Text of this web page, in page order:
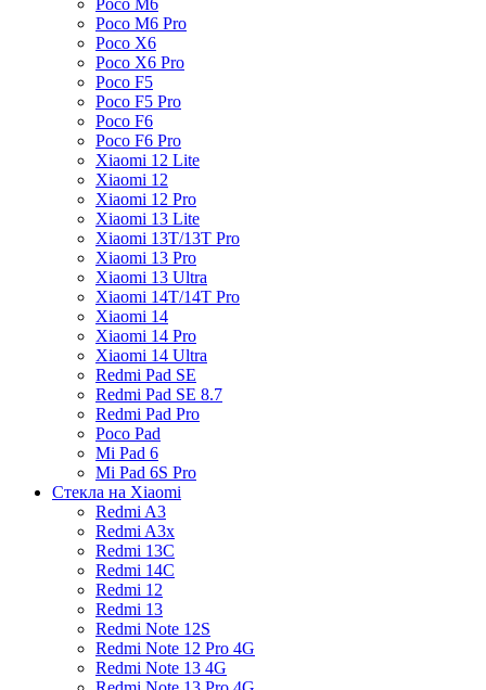
Poco M6 Pro
Poco X6
Poco X6 Pro
Poco F5
Poco F5 Pro
Poco F6
Poco F6 Pro
Xiaomi 12 Lite
Xiaomi 12
Xiaomi 12 Pro
Xiaomi 13 Lite
Xiaomi 13T/13T Pro
Xiaomi 13 Pro
Xiaomi 13 Ultra
Xiaomi 14T/14T Pro
Xiaomi 14
Xiaomi 14 Pro
Xiaomi 14 Ultra
Redmi Pad SE
Redmi Pad SE 8.7
Redmi Pad Pro
Poco Pad
Mi Pad 6
Mi Pad 6S Pro
Стекла на Xiaomi
Redmi A3
Redmi A3x
Redmi 13C
Redmi 14C
Redmi 12
Redmi 13
Redmi Note 12S
Redmi Note 12 Pro 4G
Redmi Note 13 4G